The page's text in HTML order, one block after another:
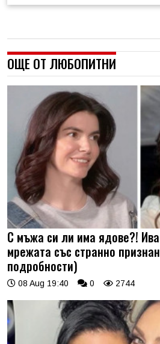
ОЩЕ ОТ ЛЮБОПИТНИ
С мъжа си ли има ядове?!
мрежата със странно
подробности)
08 Aug 19:40 0 2744